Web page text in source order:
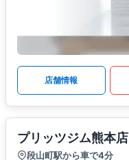
店舗情報
プリッツジム熊本店
段山町駅から車で4分